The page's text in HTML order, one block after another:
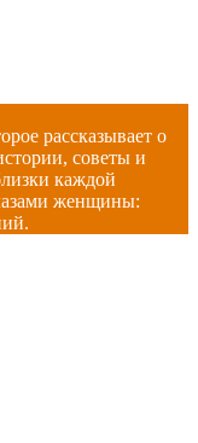
рассказывает о
советы и
каждой
женщины: